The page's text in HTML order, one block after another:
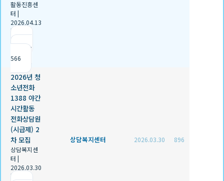
활동진흥센
터 |
2026.04.13
|
조회
566
2026년 청
소년전화
1388 야간
시간활동
전화상담원
(시급제) 2
차 모집
상담복지센
터 |
2026.03.30
|
상담복지센터 2026.03.30 896